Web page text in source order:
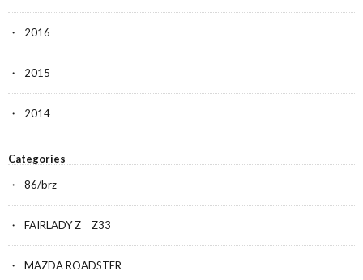
2016
2015
2014
Categories
86/brz
FAIRLADY Z Z33
MAZDA ROADSTER